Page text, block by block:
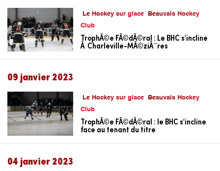
Le Hockey sur glace
Beauvais Hockey
Club
TrophÃ©e FÃ©dÃ©ral : Le BHC s'incline
Ã Charleville-MÃ©ziÃ¨res
09 janvier 2023
Le Hockey sur glace
Beauvais Hockey
Club
TrophÃ©e FÃ©dÃ©ral : le BHC s'incline
face au tenant du titre
04 janvier 2023